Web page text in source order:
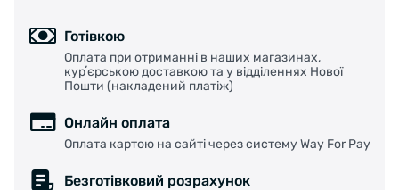
Готівкою
Оплата при отриманні в наших магазинах,
курʼєрською доставкою та у відділеннях Нової
Пошти (накладений платіж)
Онлайн оплата
Оплата картою на сайті через систему Way For Pay
Безготівковий розрахунок